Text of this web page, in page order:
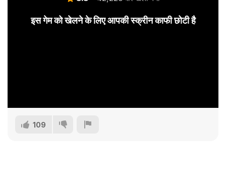
इस गेम को खेलने के लिए आपकी स्क्रीन काफी छोटी है
109